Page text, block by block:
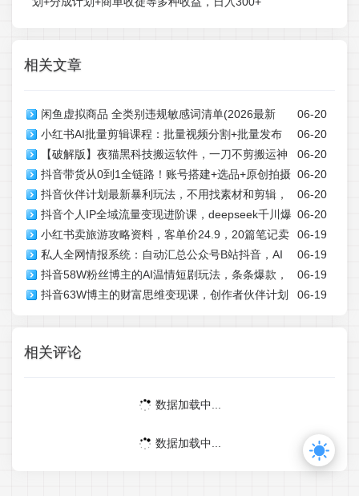
相关文章
06-20
闲鱼虚拟商品 全类别违规敏感词清单(2026最新
06-20
小红书AI批量剪辑课程：批量视频分割+批量发布
+交叉发布，多账号矩阵运营提效
06-20
【破解版】夜猫黑科技搬运软件，一刀不剪搬运神
器，支持快手和小红书，一键搬运超省时！
06-20
抖音带货从0到1全链路！账号搭建+选品+原创拍摄
+混剪+投流，小白快速出单
06-20
抖音伙伴计划最新暴利玩法，不用找素材和剪辑，
10分钟出一条原创视频，轻松日入三位数
06-20
抖音个人IP全域流量变现进阶课，deepseek千川爆
单进阶课(更新2026年06月)
06-19
小红书卖旅游攻略资料，客单价24.9，20篇笔记卖
了1930单！
06-19
私人全网情报系统：自动汇总公众号B站抖音，AI
筛重点生成日报，信息不再错过 (教程+源代码
06-19
抖音58W粉丝博主的AI温情短剧玩法，条条爆款，
伙伴计划+精选独家收益，商单收徒等(更新6月)
06-19
抖音63W博主的财富思维变现课，创作者伙伴计划
+分成计划+收徒商单等多渠道变现
相关评论
数据加载中...
数据加载中...